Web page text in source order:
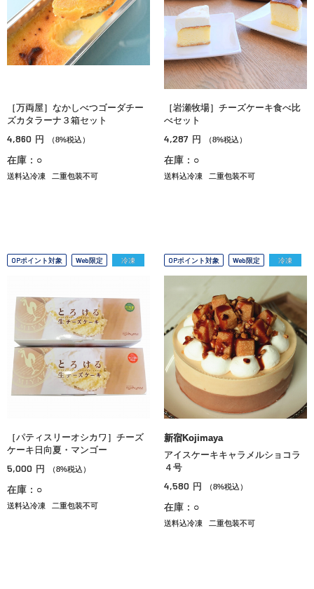
［万両屋］なかしべつゴーダチー
ズカタラーナ３箱セット
4,860 円 （8%税込）
在庫：○
送料込冷凍 二重包装不可
［岩瀬牧場］チーズケーキ食べ比
べセット
4,287 円 （8%税込）
在庫：○
送料込冷凍 二重包装不可
OPポイント対象 Web限定 冷凍
［パティスリーオシカワ］チーズ
ケーキ日向夏・マンゴー
5,000 円 （8%税込）
在庫：○
送料込冷凍 二重包装不可
OPポイント対象 Web限定 冷凍
新宿Kojimaya
アイスケーキキャラメルショコラ
４号
4,580 円 （8%税込）
在庫：○
送料込冷凍 二重包装不可